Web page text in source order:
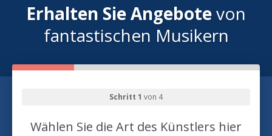
Erhalten Sie Angebotevon
fantastischen Musikern
Schritt 1 von 4
Wählen Sie die Art des Künstlers hier